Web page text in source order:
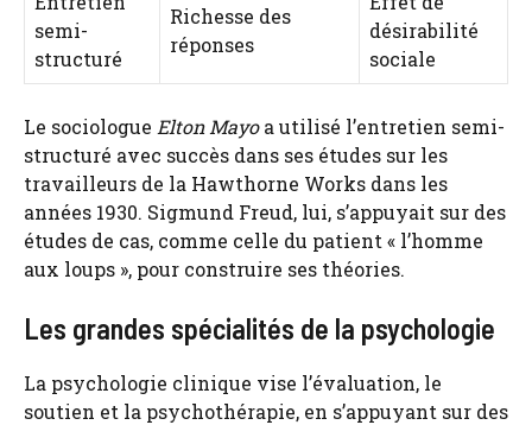
semi-
structuré
Richesse des
réponses
désirabilité
sociale
Le sociologue Elton Mayoa utilisé l’entretien semi-
structuré avec succès dans ses études sur les
travailleurs de la Hawthorne Works dans les
années 1930. Sigmund Freud, lui, s’appuyait sur des
études de cas, comme celle du patient « l’homme
aux loups », pour construire ses théories.
Les grandes spécialités de la psychologie
La psychologie clinique vise l’évaluation, le
soutien et la psychothérapie, en s’appuyant sur des